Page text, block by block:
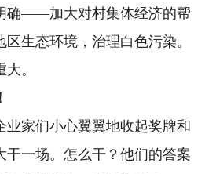
确——加大对村集体经济的帮
生态环境，治理白色污染。
。
家们小心翼翼地收起奖牌和
干一场。怎么干？他们的答案